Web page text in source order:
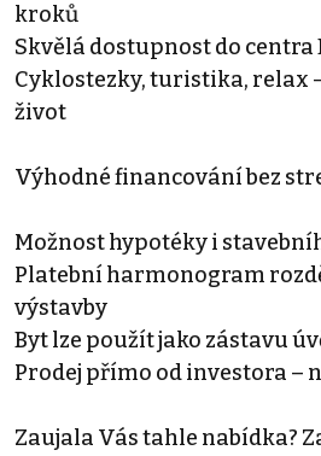
kroků
Skvělá dostupnost do
Cyklostezky, turistika, relax
život
Výhodné financování bez
Možnost hypotéky i
Platební harmonogram
výstavby
Byt lze použít jako zástavu
Prodej přímo od investora –
Zaujala Vás tahle nabídka?